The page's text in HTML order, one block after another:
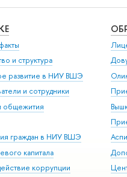
и структура
развитие в НИУ ВШЭ
и сотрудники
общежития
граждан в НИУ ВШЭ
капитала
коррупции